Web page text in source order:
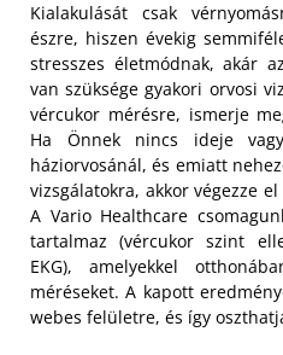
Kialakulását csak
észre, hiszen évekig
stresszes életmódnak, akár
van szüksége gyakori orvosi
vércukor mérésre, ismerje
Ha Önnek nincs ideje
háziorvosánál, és emiatt
vizsgálatokra, akkor végezze
A Vario Healthcare
tartalmaz (vércukor szint
EKG), amelyekkel
méréseket. A kapott
webes felületre, és így